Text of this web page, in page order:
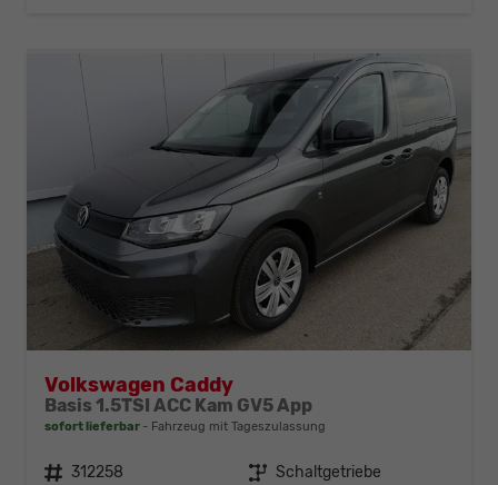
Volkswagen Caddy
Basis 1.5TSI ACC Kam GV5 App
sofort lieferbar Fahrzeug mit Tageszulassung
Fahrzeugnr. 312258 Getriebe Schaltgetriebe